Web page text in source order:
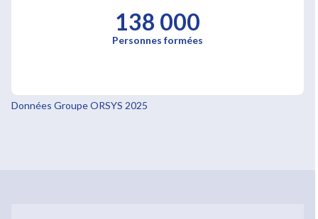
138 000
Personnes formées
Données Groupe ORSYS 2025